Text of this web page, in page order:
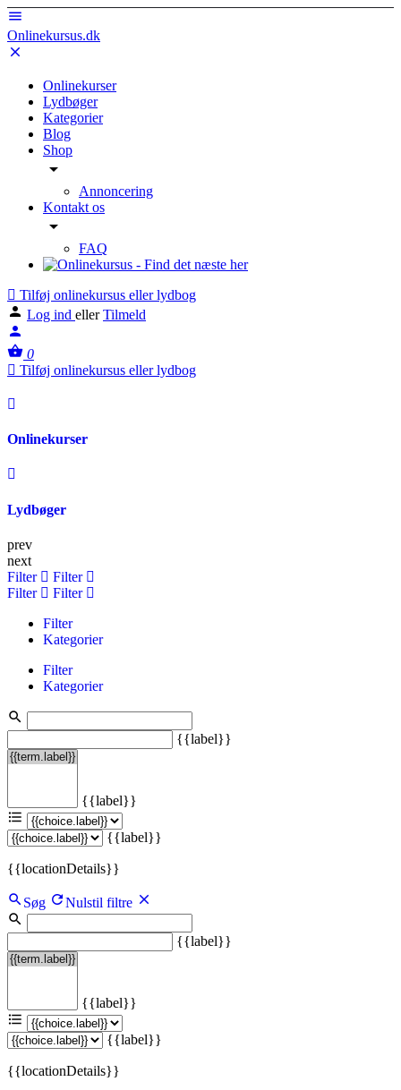
Onlinekursus.dk
Onlinekurser
Lydbøger
Kategorier
Blog
Shop
Annoncering
Kontakt os
FAQ
Tilføj onlinekursus eller lydbog
Log ind eller Tilmeld
0
Tilføj onlinekursus eller lydbog
Onlinekurser
Lydbøger
prev
next
Filter
Filter
Filter
Filter
Filter
Kategorier
Filter
Kategorier
{{label}}
{{label}}
{{label}}
{{locationDetails}}
Søg Nulstil filtre
{{label}}
{{label}}
{{label}}
{{locationDetails}}